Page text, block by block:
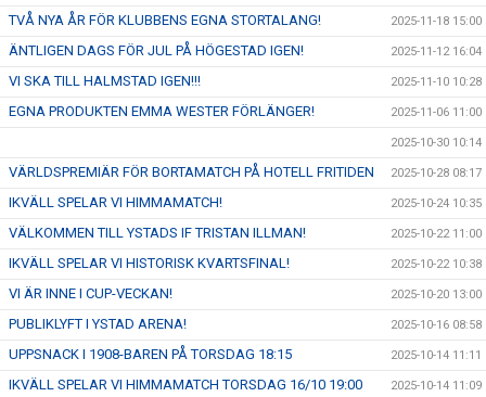
TVÅ NYA ÅR FÖR KLUBBENS EGNA STORTALANG! 2025-11-18 15:00
ÄNTLIGEN DAGS FÖR JUL PÅ HÖGESTAD IGEN! 2025-11-12 16:04
VI SKA TILL HALMSTAD IGEN!!! 2025-11-10 10:28
EGNA PRODUKTEN EMMA WESTER FÖRLÄNGER! 2025-11-06 11:00
2025-10-30 10:14
VÄRLDSPREMIÄR FÖR BORTAMATCH PÅ HOTELL FRITIDEN 2025-10-28 08:17
IKVÄLL SPELAR VI HIMMAMATCH! 2025-10-24 10:35
VÄLKOMMEN TILL YSTADS IF TRISTAN ILLMAN! 2025-10-22 11:00
IKVÄLL SPELAR VI HISTORISK KVARTSFINAL! 2025-10-22 10:38
VI ÄR INNE I CUP-VECKAN! 2025-10-20 13:00
PUBLIKLYFT I YSTAD ARENA! 2025-10-16 08:58
UPPSNACK I 1908-BAREN PÅ TORSDAG 18:15 2025-10-14 11:11
IKVÄLL SPELAR VI HIMMAMATCH TORSDAG 16/10 19:00 2025-10-14 11:09